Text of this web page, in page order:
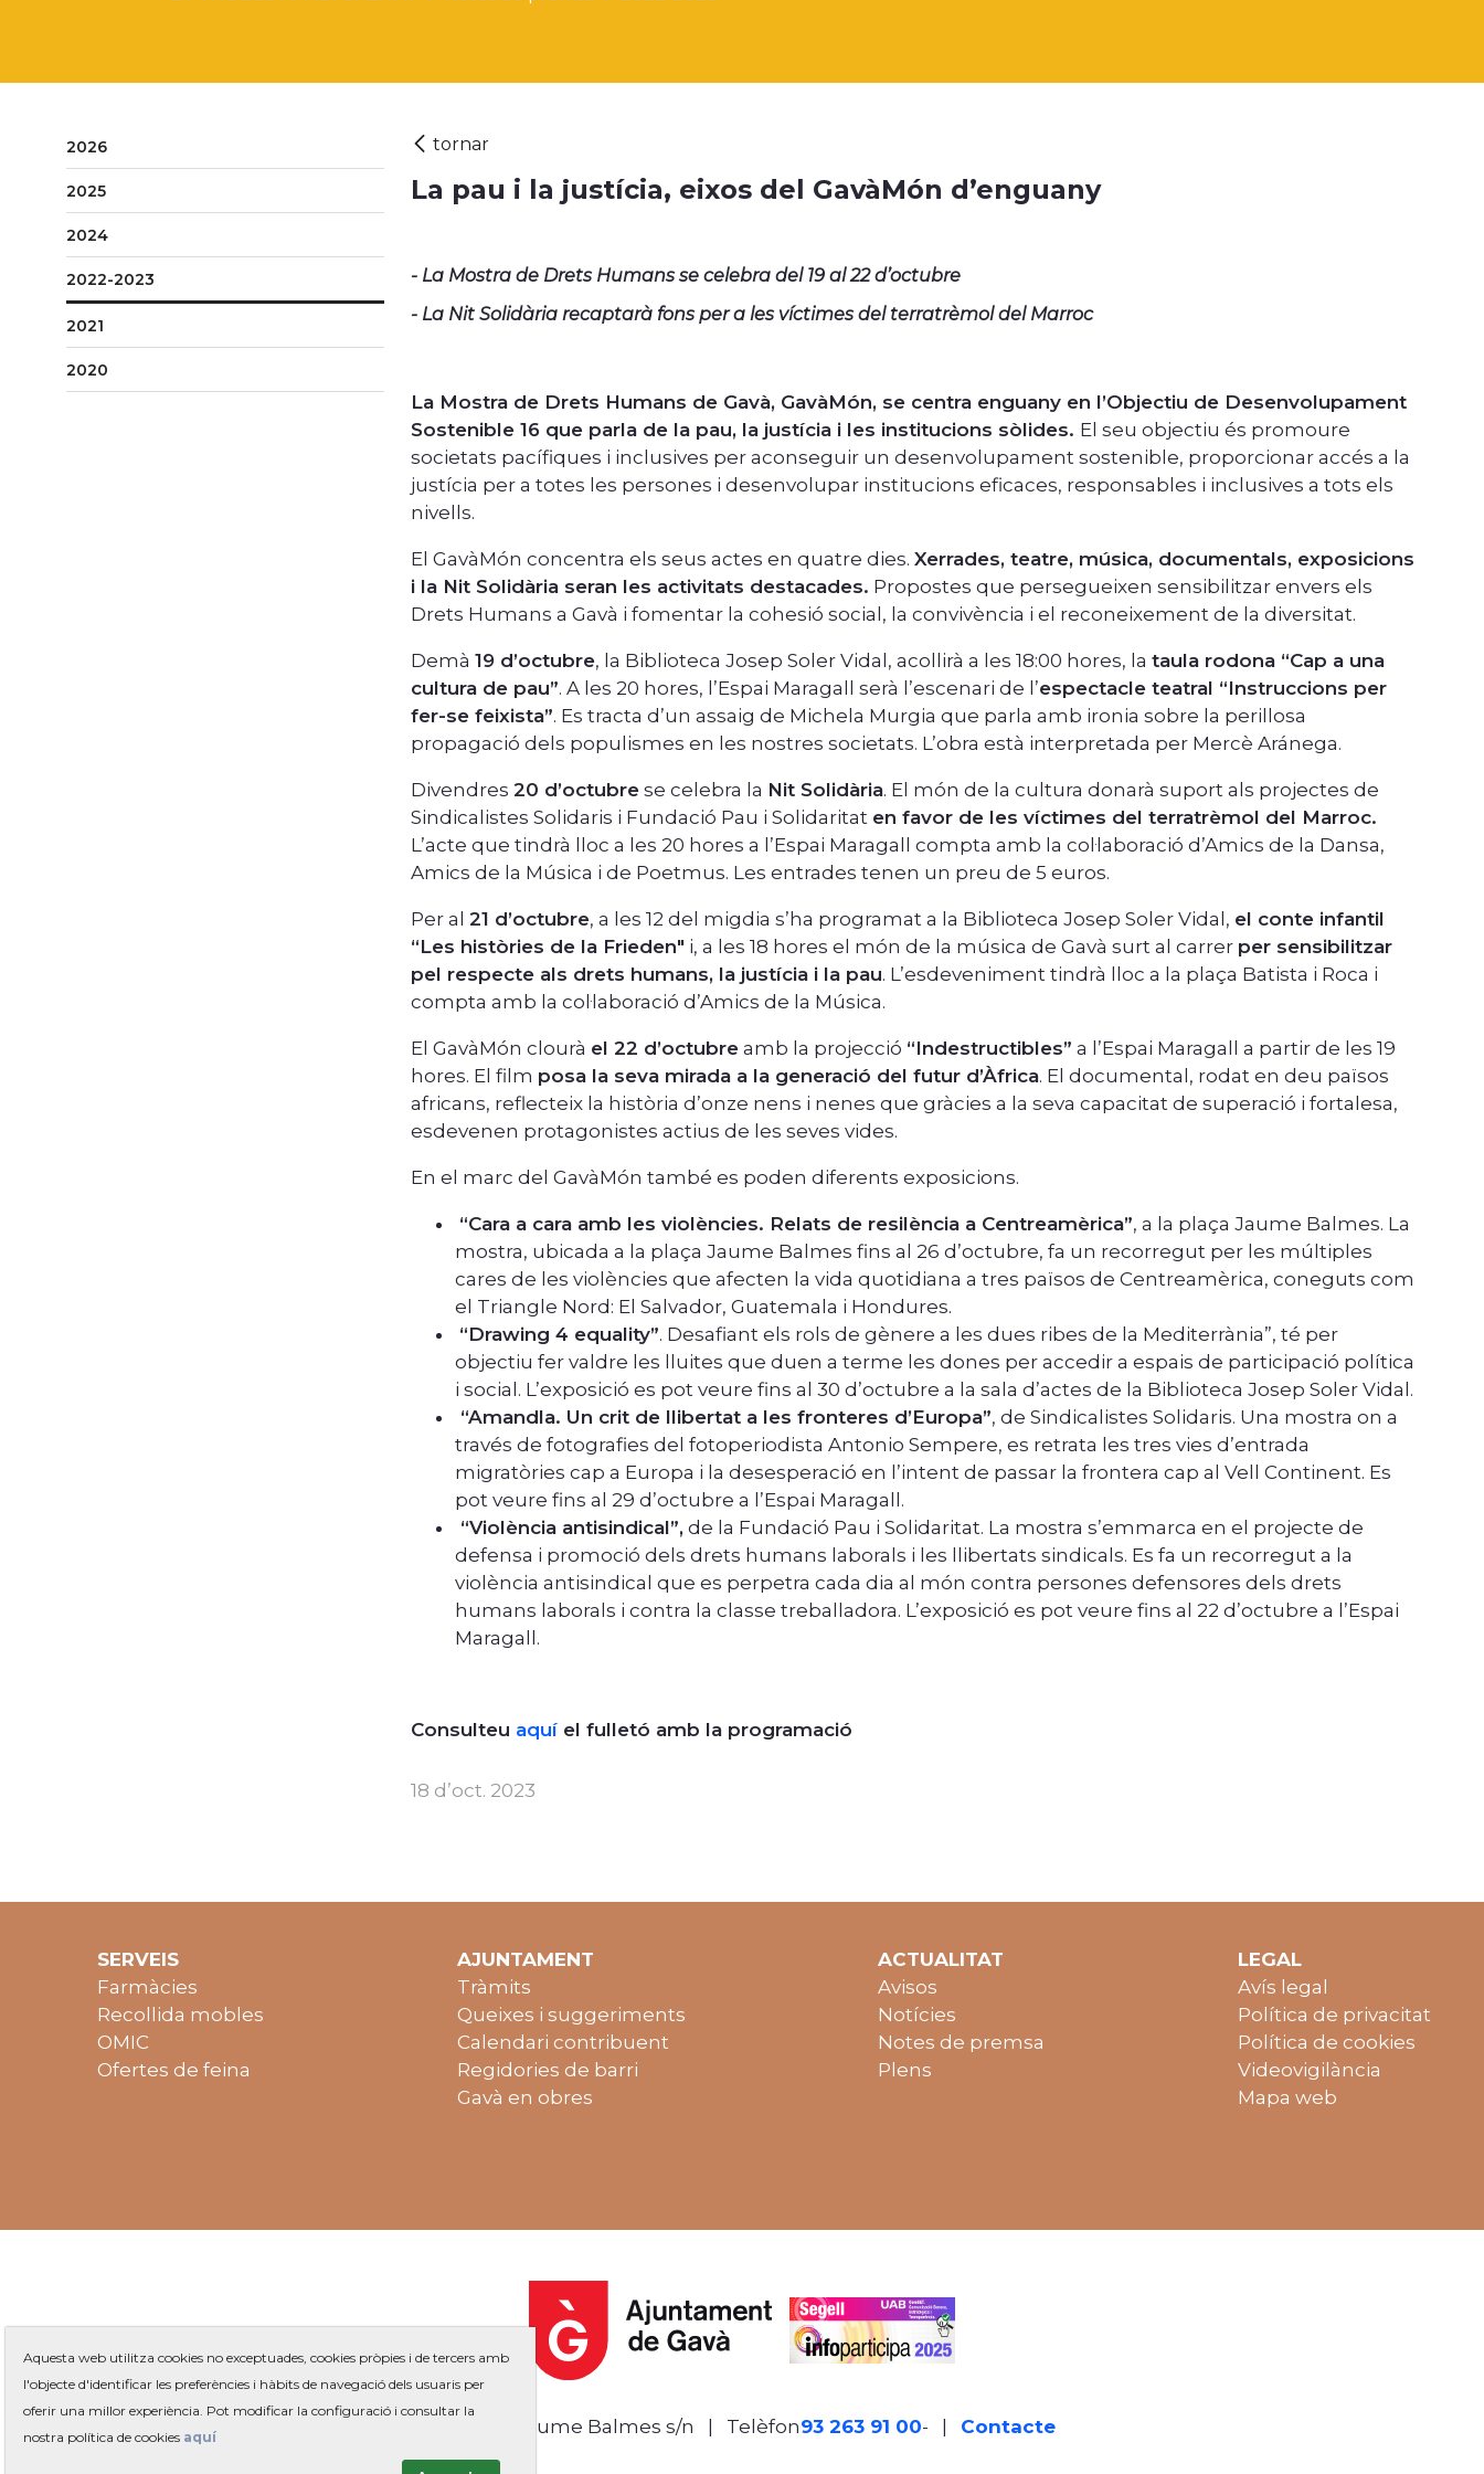
2026
2025
2024
2022-2023
2021
2020
La pau i la justícia, eixos del GavàMón d’enguany
- La Mostra de Drets Humans se celebra del 19 al 22 d’octubre
- La Nit Solidària recaptarà fons per a les víctimes del terratrèmol del Marroc
La Mostra de Drets Humans de Gavà, GavàMón, se centra enguany en l’Objectiu de Desenvolupament
Sostenible 16 que parla de la pau, la justícia i les institucions sòlides. El seu objectiu és promoure
societats pacífiques i inclusives per aconseguir un desenvolupament sostenible, proporcionar accés a la
justícia per a totes les persones i desenvolupar institucions eficaces, responsables i inclusives a tots els
nivells.
El GavàMón concentra els seus actes en quatre dies. Xerrades, teatre, música, documentals, exposicions
i la Nit Solidària seran les activitats destacades. Propostes que persegueixen sensibilitzar envers els
Drets Humans a Gavà i fomentar la cohesió social, la convivència i el reconeixement de la diversitat.
Demà 19 d’octubre, la Biblioteca Josep Soler Vidal, acollirà a les 18:00 hores, la taula rodona “Cap a una
cultura de pau”. A les 20 hores, l’Espai Maragall serà l’escenari de l’espectacle teatral “Instruccions per
fer-se feixista”. Es tracta d’un assaig de Michela Murgia que parla amb ironia sobre la perillosa
propagació dels populismes en les nostres societats. L’obra està interpretada per Mercè Aránega.
Divendres 20 d’octubre se celebra la Nit Solidària. El món de la cultura donarà suport als projectes de
Sindicalistes Solidaris i Fundació Pau i Solidaritat en favor de les víctimes del terratrèmol del Marroc.
L’acte que tindrà lloc a les 20 hores a l’Espai Maragall compta amb la col·laboració d’Amics de la Dansa,
Amics de la Música i de Poetmus. Les entrades tenen un preu de 5 euros.
Per al 21 d’octubre, a les 12 del migdia s’ha programat a la Biblioteca Josep Soler Vidal, el conte infantil
“Les històries de la Frieden" i, a les 18 hores el món de la música de Gavà surt al carrer per sensibilitzar
pel respecte als drets humans, la justícia i la pau. L’esdeveniment tindrà lloc a la plaça Batista i Roca i
compta amb la col·laboració d’Amics de la Música.
El GavàMón clourà el 22 d’octubre amb la projecció “Indestructibles” a l’Espai Maragall a partir de les 19
hores. El film posa la seva mirada a la generació del futur d’Àfrica. El documental, rodat en deu països
africans, reflecteix la història d’onze nens i nenes que gràcies a la seva capacitat de superació i fortalesa,
esdevenen protagonistes actius de les seves vides.
En el marc del GavàMón també es poden diferents exposicions.
“Cara a cara amb les violències. Relats de resilència a Centreamèrica”, a la plaça Jaume Balmes. La
mostra, ubicada a la plaça Jaume Balmes fins al 26 d’octubre, fa un recorregut per les múltiples
cares de les violències que afecten la vida quotidiana a tres països de Centreamèrica, coneguts com
el Triangle Nord: El Salvador, Guatemala i Hondures.
“Drawing 4 equality”. Desafiant els rols de gènere a les dues ribes de la Mediterrània”, té per
objectiu fer valdre les lluites que duen a terme les dones per accedir a espais de participació política
i social. L’exposició es pot veure fins al 30 d’octubre a la sala d’actes de la Biblioteca Josep Soler Vidal.
“Amandla. Un crit de llibertat a les fronteres d’Europa”, de Sindicalistes Solidaris. Una mostra on a
través de fotografies del fotoperiodista Antonio Sempere, es retrata les tres vies d’entrada
migratòries cap a Europa i la desesperació en l’intent de passar la frontera cap al Vell Continent. Es
pot veure fins al 29 d’octubre a l’Espai Maragall.
“Violència antisindical”, de la Fundació Pau i Solidaritat. La mostra s’emmarca en el projecte de
defensa i promoció dels drets humans laborals i les llibertats sindicals. Es fa un recorregut a la
violència antisindical que es perpetra cada dia al món contra persones defensores dels drets
humans laborals i contra la classe treballadora. L’exposició es pot veure fins al 22 d’octubre a l’Espai
Maragall.
Consulteu aquí el fulletó amb la programació
18 d’oct. 2023
SERVEIS
Farmàcies
Recollida mobles
OMIC
Ofertes de feina
AJUNTAMENT
Tràmits
Queixes i suggeriments
Calendari contribuent
Regidories de barri
Gavà en obres
ACTUALITAT
Avisos
Notícies
Notes de premsa
Plens
LEGAL
Avís legal
Política de privacitat
Política de cookies
Videovigilància
Mapa web
Plaça de Jaume Balmes s/n | Telèfon93 263 91 00- Telèfon gratuït:
| Contacte
Aquesta web utilitza cookies no exceptuades, cookies pròpies i de tercers amb
l'objecte d'identificar les preferències i hàbits de navegació dels usuaris per
oferir una millor experiència. Pot modificar la configuració i consultar la
nostra política de cookies aquí